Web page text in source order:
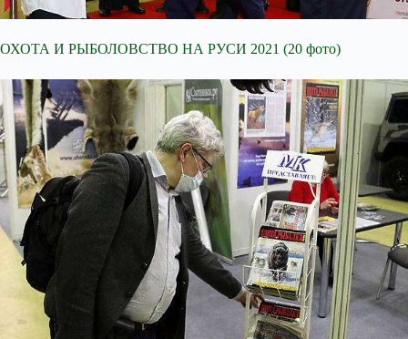
ОХОТА И РЫБОЛОВСТВО НА РУСИ 2021 (20 фото)